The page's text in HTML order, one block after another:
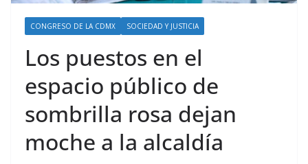
CONGRESO DE LA CDMX SOCIEDAD Y JUSTICIA
Los puestos en el
espacio público de
sombrilla rosa dejan
moche a la alcaldía